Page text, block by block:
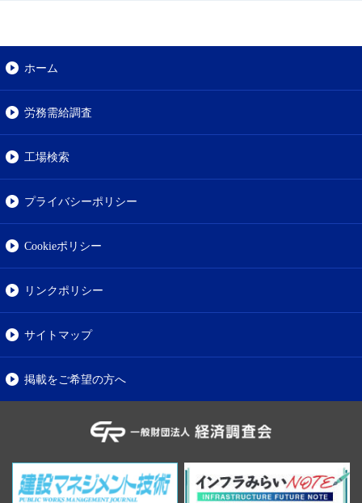
ホーム
労務需給調査
工場検索
プライバシーポリシー
Cookieポリシー
リンクポリシー
サイトマップ
掲載をご希望の方へ